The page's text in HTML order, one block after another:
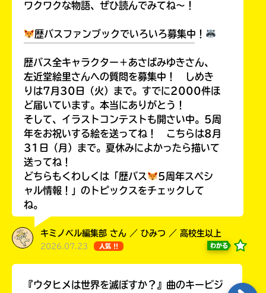
ワクワクな物語、ぜひ読んでみてね～！
歴バスファンブックでいろいろ募集中！
歴バス全キャラクター＋あさばみゆきさん、
左近堂絵里さんへの質問を募集中！ しめき
りは7月30日（火）まで。すでに2000件ほ
ど届いています。本当にありがとう！
そして、イラストコンテストも開さい中。5周
年をお祝いする絵を送ってね！ こちらは8月
31日（月）まで。夏休みによかったら描いて
送ってね！
どちらもくわしくは「歴バス
5周年スペシ
ャル情報！」のトピックスをチェックして
ね。
キミノベル編集部 さん ／ ひみつ ／ 高校生以上
2026.07.23 人気 !! わかる
『ウタヒメは世界を滅ぼすか？』曲のキービジ